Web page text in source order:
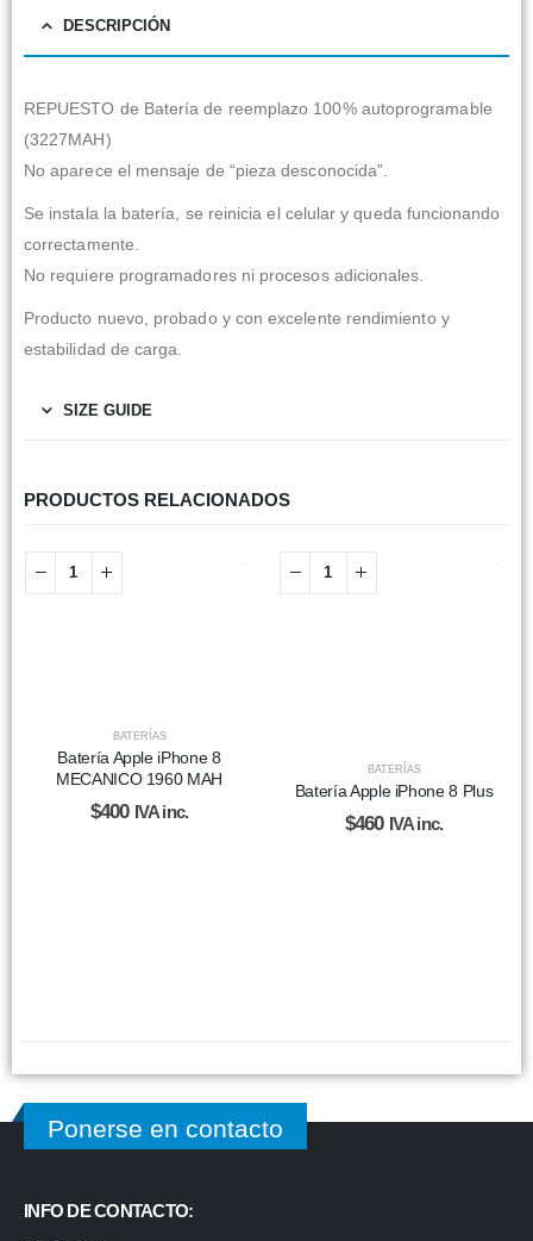
DESCRIPCIÓN
REPUESTO de Batería de reemplazo 100% autoprogramable
(3227MAH)
No aparece el mensaje de “pieza desconocida”.
Se instala la batería, se reinicia el celular y queda funcionando
correctamente.
No requiere programadores ni procesos adicionales.
Producto nuevo, probado y con excelente rendimiento y
estabilidad de carga.
SIZE GUIDE
PRODUCTOS RELACIONADOS
BATERÍAS
Batería Apple iPhone 8
MECANICO 1960 MAH
$400 IVA inc.
BATERÍAS
Batería Apple iPhone 8 Plus
$460 IVA inc.
Ponerse en contacto
INFO DE CONTACTO: